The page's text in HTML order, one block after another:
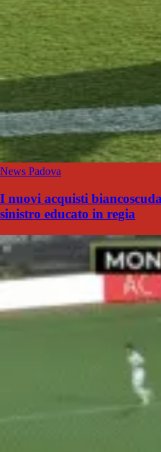
News Padova
I nuovi acquisti
sinistro educato in regia